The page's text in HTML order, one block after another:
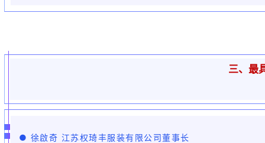
三、最
● 徐啟奇 江苏权琦丰服装有限公司董事长